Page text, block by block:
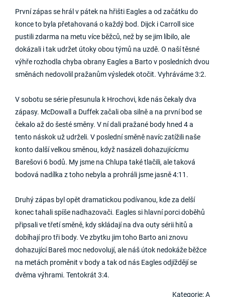
První zápas se hrál v pátek na hřišti Eagles a od začátku do
konce to byla přetahovaná o každý bod. Dijck i Carroll sice
pustili zdarma na metu více běžců, než by se jim líbilo, ale
dokázali i tak udržet útoky obou týmů na uzdě. O naší těsné
výhře rozhodla chyba obrany Eagles a Barto v posledních dvou
směnách nedovolil pražanům výsledek otočit. Vyhráváme 3:2.
V sobotu se série přesunula k Hrochovi, kde nás čekaly dva
zápasy. McDowall a Duffek začali oba silně a na první bod se
čekalo až do šesté směny. V ní dali pražané body hned 4 a
tento náskok už udrželi. V poslední směně navíc zatížili naše
konto další velkou směnou, když nasázeli dohazujícícmu
Barešovi 6 bodů. My jsme na Chlupa také tlačili, ale taková
bodová nadílka z toho nebyla a prohráli jsme jasně 4:11.
Druhý zápas byl opět dramatickou podívanou, kde za delší
konec tahali spíše nadhazovači. Eagles si hlavní porci doběhů
připsali ve třetí směně, kdy skládají na dva outy sérii hitů a
dobíhají pro tři body. Ve zbytku jim toho Barto ani znovu
dohazující Bareš moc nedovolují, ale náš útok nedokáže běžce
na metách proměnit v body a tak od nás Eagles odjíždějí se
dvěma výhrami. Tentokrát 3:4.
Kategorie: A